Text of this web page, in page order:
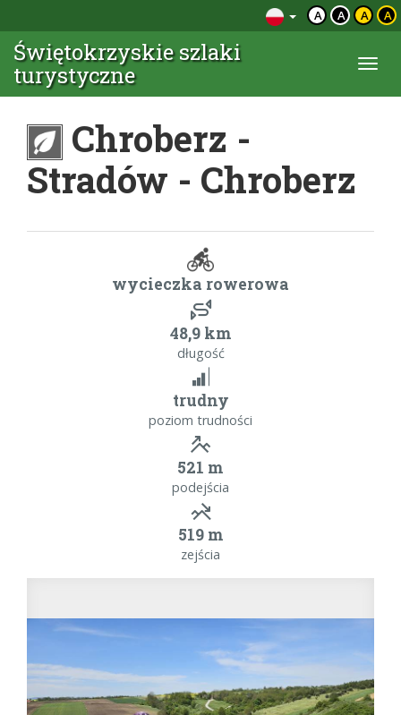
A A A A
Świętokrzyskie szlaki
turystyczne
Chroberz -
Stradów - Chroberz
wycieczka rowerowa
48,9 km
długość
trudny
poziom trudności
521 m
podejścia
519 m
zejścia